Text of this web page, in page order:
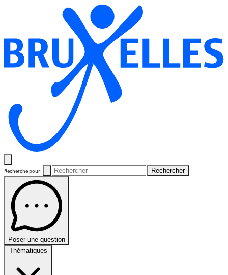
Recherche pour: Rechercher
Poser une question
Thématiques